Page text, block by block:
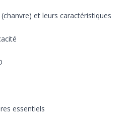
et leurs caractéristiques
essentiels